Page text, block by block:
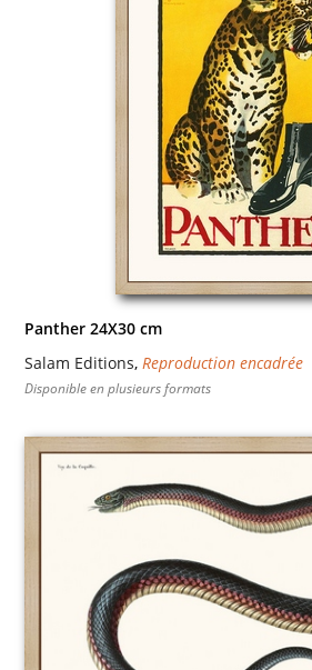
Panther 24X30 cm
Salam Editions, Reproduction encadrée
Disponible en plusieurs formats